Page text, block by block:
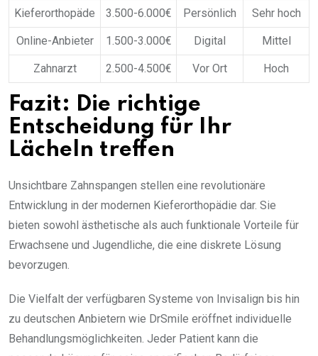
Kieferorthopäde 3.500-6.000€ Persönlich Sehr hoch
Online-Anbieter 1.500-3.000€ Digital Mittel
Zahnarzt 2.500-4.500€ Vor Ort Hoch
Fazit: Die richtige
Entscheidung für Ihr
Lächeln treffen
Unsichtbare Zahnspangen stellen eine revolutionäre
Entwicklung in der modernen Kieferorthopädie dar. Sie
bieten sowohl ästhetische als auch funktionale Vorteile für
Erwachsene und Jugendliche, die eine diskrete Lösung
bevorzugen.
Die Vielfalt der verfügbaren Systeme von Invisalign bis hin
zu deutschen Anbietern wie DrSmile eröffnet individuelle
Behandlungsmöglichkeiten. Jeder Patient kann die